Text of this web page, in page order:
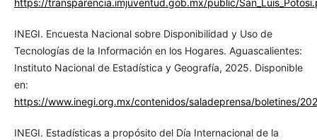
https://transparencia.imjuventud.gob.mx/public/
INEGI. Encuesta Nacional sobre Disponibilidad y Uso de
Tecnologías de la Información en los Hogares. Aguascalientes:
Instituto Nacional de Estadística y Geografía, 2025. Disponible
en:
https://www.inegi.org.mx/contenidos/saladeprensa/boletines/
INEGI. Estadísticas a propósito del Día Internacional de la